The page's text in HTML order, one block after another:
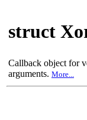
struct
Callback object for
arguments. More...